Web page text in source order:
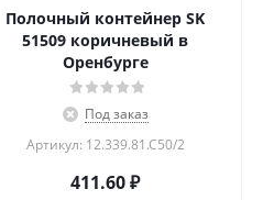
Полочный контейнер SK
51509 коричневый в
Оренбурге
Под заказ
Артикул: 12.339.81.С50/2
411.60₽